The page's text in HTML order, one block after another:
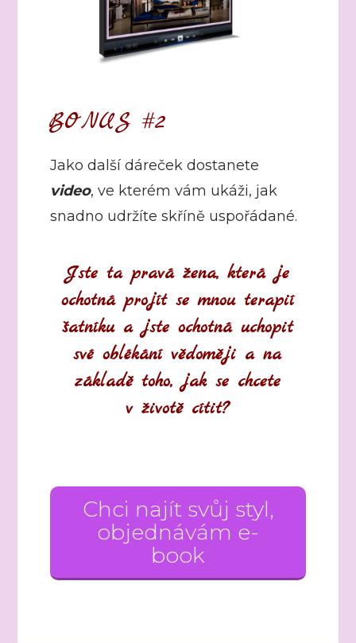
BONUS #2
Jako další dáreček dostanete
video, ve kterém vám ukáži, jak
snadno udržíte skříně uspořádané.
Jste ta pravá žena, která je
ochotná projít se mnou terapií
šatníku a jste ochotná uchopit
své oblékání vědoměji a na
základě toho, jak se chcete
v životě cítit?
Chci najít svůj styl,
objednávám e-
book